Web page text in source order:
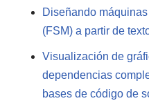
Diseñando
(FSM) a partir de
Visualización de
dependencias
bases de código de